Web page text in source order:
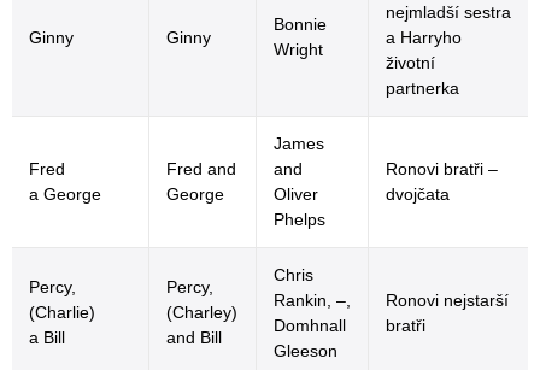
Ginny Ginny
Bonnie
Wright
nejmladší sestra
a Harryho
životní
partnerka
Fred
a George
Fred and
George
James
and
Oliver
Phelps
Ronovi bratři –
dvojčata
Percy,
(Charlie)
a Bill
Percy,
(Charley)
and Bill
Chris
Rankin, –,
Domhnall
Gleeson
Ronovi nejstarší
bratři